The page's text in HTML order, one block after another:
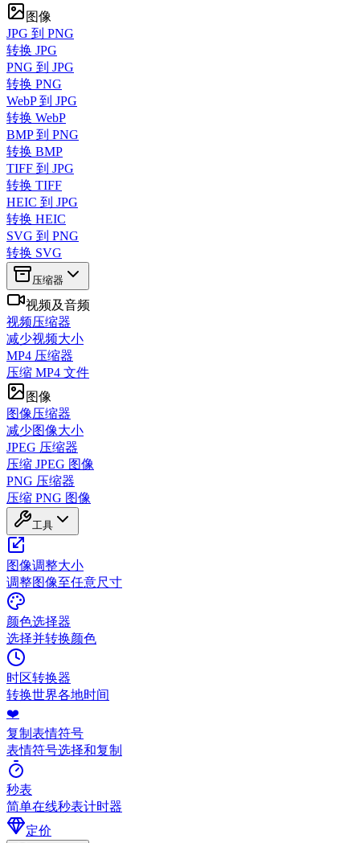
图像
JPG 到 PNG
转换 JPG
PNG 到 JPG
转换 PNG
WebP 到 JPG
转换 WebP
BMP 到 PNG
转换 BMP
TIFF 到 JPG
转换 TIFF
HEIC 到 JPG
转换 HEIC
SVG 到 PNG
转换 SVG
压缩器
视频及音频
视频压缩器
减少视频大小
MP4 压缩器
压缩 MP4 文件
图像
图像压缩器
减少图像大小
JPEG 压缩器
压缩 JPEG 图像
PNG 压缩器
压缩 PNG 图像
工具
图像调整大小
调整图像至任意尺寸
颜色选择器
选择并转换颜色
时区转换器
转换世界各地时间
❤️
复制表情符号
表情符号选择和复制
秒表
简单在线秒表计时器
定价